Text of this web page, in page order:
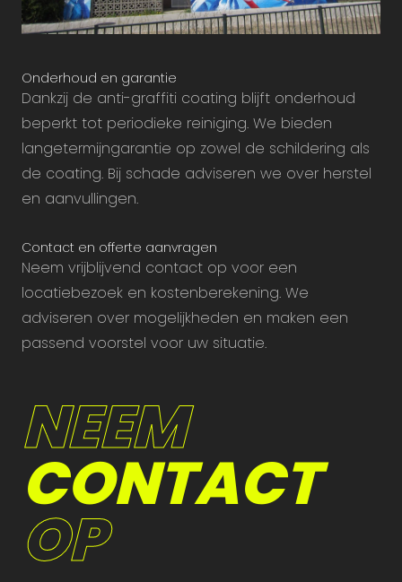
Onderhoud en garantie
Dankzij de anti-graffiti coating blijft onderhoud
beperkt tot periodieke reiniging. We bieden
langetermijngarantie op zowel de schildering als
de coating. Bij schade adviseren we over herstel
en aanvullingen.
Contact en offerte aanvragen
Neem vrijblijvend contact op voor een
locatiebezoek en kostenberekening. We
adviseren over mogelijkheden en maken een
passend voorstel voor uw situatie.
NEEM
CONTACT
OP